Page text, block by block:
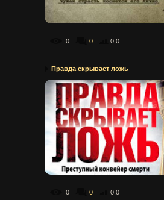
0 0 0.0
Правда скрывает ложь
0 0 0.0